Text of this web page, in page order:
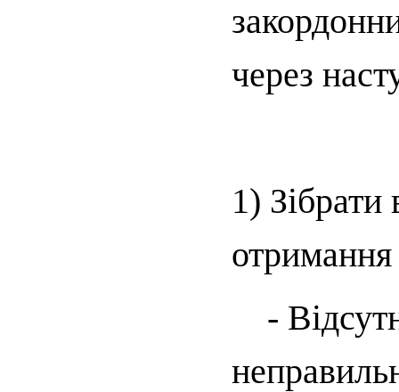
через
1) Зібрати
отримання
-